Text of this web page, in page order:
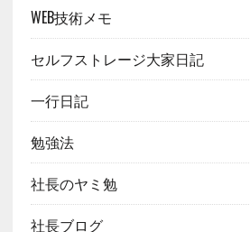
WEB技術メモ
セルフストレージ大家日記
一行日記
勉強法
社長のヤミ勉
社長ブログ